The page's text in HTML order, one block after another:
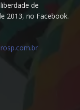
de
2013, no Facebook.